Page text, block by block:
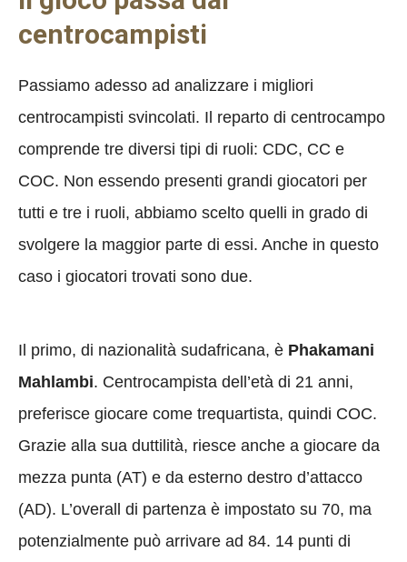
centrocampisti
Passiamo adesso ad analizzare i migliori
centrocampisti svincolati. Il reparto di centrocampo
comprende tre diversi tipi di ruoli: CDC, CC e
COC. Non essendo presenti grandi giocatori per
tutti e tre i ruoli, abbiamo scelto quelli in grado di
svolgere la maggior parte di essi. Anche in questo
caso i giocatori trovati sono due.
Il primo, di nazionalità sudafricana, è Phakamani
Mahlambi. Centrocampista dell’età di 21 anni,
preferisce giocare come trequartista, quindi COC.
Grazie alla sua duttilità, riesce anche a giocare da
mezza punta (AT) e da esterno destro d’attacco
(AD). L’overall di partenza è impostato su 70, ma
potenzialmente può arrivare ad 84. 14 punti di